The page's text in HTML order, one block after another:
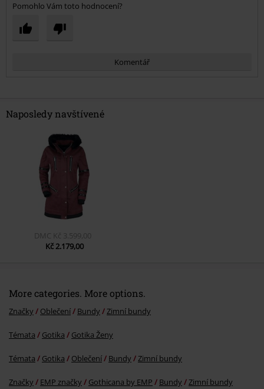
Pomohlo Vám toto hodnocení?
Komentář
Odeslat komentář
Naposledy navštívené
DMC Kč 3.599,00
Kč 2.179,00
More categories. More options.
Značky Oblečení Bundy Zimní bundy
Témata Gotika Gotika Ženy
Témata Gotika Oblečení Bundy Zimní bundy
Značky EMP značky Gothicana by EMP Bundy Zimní bundy